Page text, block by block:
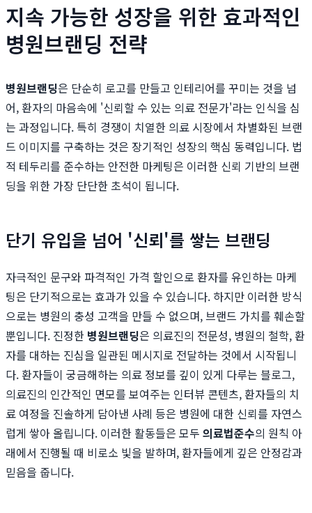
지속 가능한 성장을 위한 효과적인
병원브랜딩 전략
병원브랜딩은 단순히 로고를 만들고 인테리어를 꾸미는 것을 넘
어, 환자의 마음속에 '신뢰할 수 있는 의료 전문가'라는 인식을 심
는 과정입니다. 특히 경쟁이 치열한 의료 시장에서 차별화된 브랜
드 이미지를 구축하는 것은 장기적인 성장의 핵심 동력입니다. 법
적 테두리를 준수하는 안전한 마케팅은 이러한 신뢰 기반의 브랜
딩을 위한 가장 단단한 초석이 됩니다.
단기 유입을 넘어 '신뢰'를 쌓는 브랜딩
자극적인 문구와 파격적인 가격 할인으로 환자를 유인하는 마케
팅은 단기적으로는 효과가 있을 수 있습니다. 하지만 이러한 방식
으로는 병원의 충성 고객을 만들 수 없으며, 브랜드 가치를 훼손할
뿐입니다. 진정한 병원브랜딩은 의료진의 전문성, 병원의 철학, 환
자를 대하는 진심을 일관된 메시지로 전달하는 것에서 시작됩니
다. 환자들이 궁금해하는 의료 정보를 깊이 있게 다루는 블로그,
의료진의 인간적인 면모를 보여주는 인터뷰 콘텐츠, 환자들의 치
료 여정을 진솔하게 담아낸 사례 등은 병원에 대한 신뢰를 자연스
럽게 쌓아 올립니다. 이러한 활동들은 모두 의료법준수의 원칙 아
래에서 진행될 때 비로소 빛을 발하며, 환자들에게 깊은 안정감과
믿음을 줍니다.